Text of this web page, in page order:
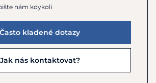
nám kdykoli
Často kladené dotazy
Jak nás kontaktovat?